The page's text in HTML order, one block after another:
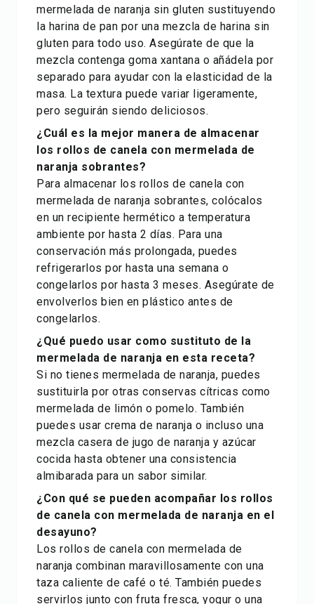
mermelada de naranja sin gluten sustituyendo
la harina de pan por una mezcla de harina sin
gluten para todo uso. Asegúrate de que la
mezcla contenga goma xantana o añádela por
separado para ayudar con la elasticidad de la
masa. La textura puede variar ligeramente,
pero seguirán siendo deliciosos.
¿Cuál es la mejor manera de almacenar
los rollos de canela con mermelada de
naranja sobrantes?
Para almacenar los rollos de canela con
mermelada de naranja sobrantes, colócalos
en un recipiente hermético a temperatura
ambiente por hasta 2 días. Para una
conservación más prolongada, puedes
refrigerarlos por hasta una semana o
congelarlos por hasta 3 meses. Asegúrate de
envolverlos bien en plástico antes de
congelarlos.
¿Qué puedo usar como sustituto de la
mermelada de naranja en esta receta?
Si no tienes mermelada de naranja, puedes
sustituirla por otras conservas cítricas como
mermelada de limón o pomelo. También
puedes usar crema de naranja o incluso una
mezcla casera de jugo de naranja y azúcar
cocida hasta obtener una consistencia
almibarada para un sabor similar.
¿Con qué se pueden acompañar los rollos
de canela con mermelada de naranja en el
desayuno?
Los rollos de canela con mermelada de
naranja combinan maravillosamente con una
taza caliente de café o té. También puedes
servirlos junto con fruta fresca, yogur o una